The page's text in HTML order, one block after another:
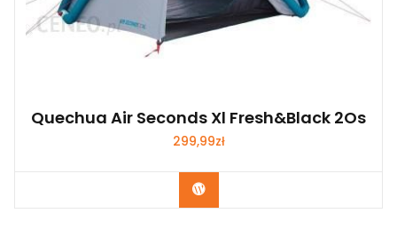
Quechua Air Seconds Xl Fresh&Black 2Os
299,99zł
Kup Teraz